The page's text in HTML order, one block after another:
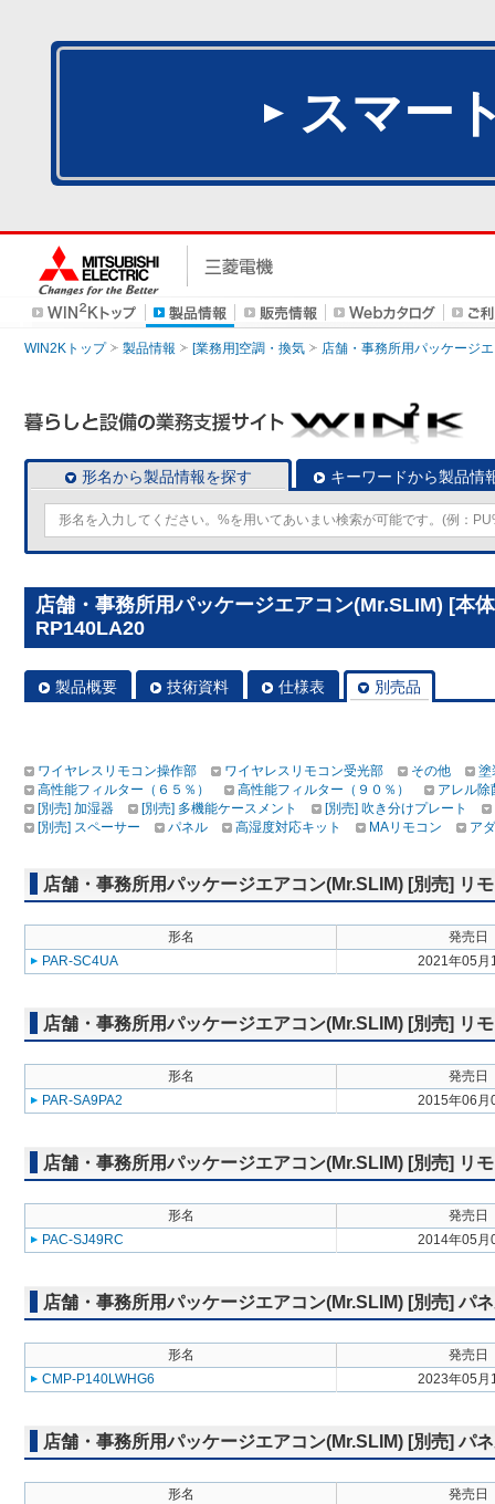
スマー
WIN2Kトップ 製品情報 [業務用]空調・換気 店舗・事務所用パッケージ
形名から製品情報を探す キーワードから製品情
店舗・事務所用パッケージエアコン(Mr.SLIM) [本
RP140LA20
製品概要 技術資料 仕様表 別売品
ワイヤレスリモコン操作部 ワイヤレスリモコン受光部 その他
塗
高性能フィルター（６５％）
高性能フィルター（９０％）
アレル除
[別売] 加湿器
[別売] 多機能ケースメント
[別売] 吹き分けプレート
[別売] スペーサー
パネル 高湿度対応キット MAリモコン ア
店舗・事務所用パッケージエアコン(Mr.SLIM) [別売] リ
形名
発売日
PAR-SC4UA
2021年05月
店舗・事務所用パッケージエアコン(Mr.SLIM) [別売] リ
形名
発売日
PAR-SA9PA2
2015年06月
店舗・事務所用パッケージエアコン(Mr.SLIM) [別売] リ
形名
発売日
PAC-SJ49RC
2014年05月
店舗・事務所用パッケージエアコン(Mr.SLIM) [別売] パ
形名
発売日
CMP-P140LWHG6
2023年05月
店舗・事務所用パッケージエアコン(Mr.SLIM) [別売] パ
形名
発売日